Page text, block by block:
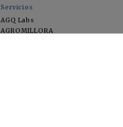
Servicios
AGQ Labs
AGROMILLORA